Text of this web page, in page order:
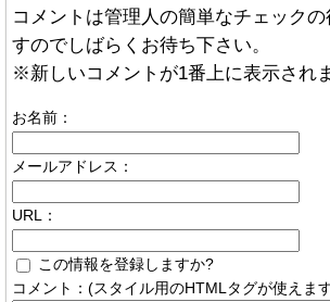
コメントは管理人の簡単なチェックの
すのでしばらくお待ち下さい。
※新しいコメントが1番上に表示され
お名前：
メールアドレス：
URL：
この情報を登録しますか?
コメント：(スタイル用のHTMLタグが使えま